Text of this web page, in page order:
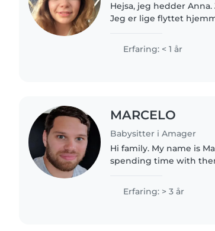
Hejsa, jeg hedder Anna.
Jeg er lige flyttet
sagtens..
Erfaring: < 1 år
MARCELO
Babysitter i Amager
Hi family. My name is
spending time with
experience on..
Erfaring: > 3 år